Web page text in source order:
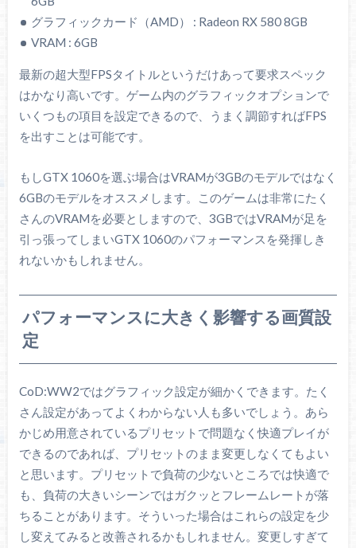
グラフィックカード（AMD） : Radeon RX 580 8GB
VRAM : 6GB
最新の超大型FPSタイトルというだけあって要求スペック
はかなり高いです。ゲーム内のグラフィックオプションで
いくつもの項目を設定できるので、うまく調節すればFPS
を出すことは可能です。
もしGTX 1060を選ぶ場合はVRAMが3GBのモデルではなく
6GBのモデルをオススメします。このゲームは非常にたく
さんのVRAMを必要としますので、3GBではVRAMが足を
引っ張ってしまいGTX 1060のパフォーマンスを発揮しき
れないかもしれません。
パフォーマンスに大きく影響する画質設
定
CoD:WW2ではグラフィック設定が細かくできます。たく
さん設定があってよくわからない人も多いでしょう。あら
かじめ用意されているプリセットで問題なく快適プレイが
できるのであれば、プリセットのまま変更しなくてもよい
と思います。プリセットで負荷の少ないところでは快適で
も、負荷の大きいシーンではガクッとフレームレートが落
ちることがあります。そういった場合はこれらの設定を少
し変えてみると改善されるかもしれません。変更しすぎて